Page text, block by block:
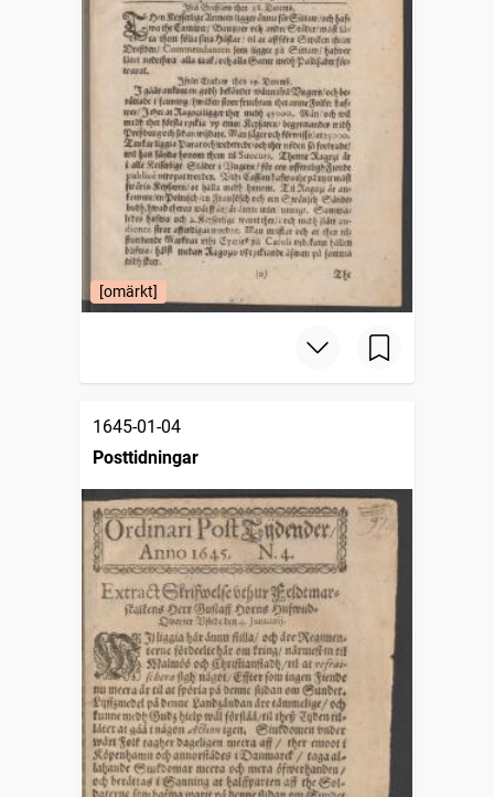
[omärkt]
1645-01-04
Posttidningar